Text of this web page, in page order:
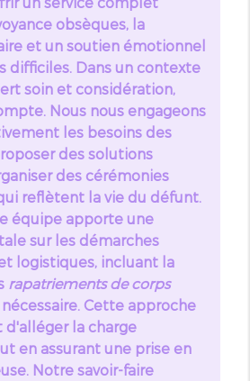
obsèques, la
et un soutien émotionnel
difficiles. Dans un contexte
soin et considération,
Nous nous engageons
les besoins des
des solutions
des cérémonies
reflètent la vie du défunt.
équipe apporte une
sur les démarches
logistiques, incluant la
rapatriements de corps
Cette approche
la charge
en assurant une prise en
Notre savoir-faire